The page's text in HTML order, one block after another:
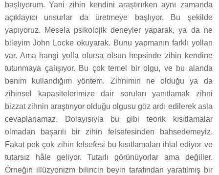
başlıyorum. Yani zihin kendini araştırırken aynı zamanda
açıklayıcı unsurlar da üretmeye başlıyor. Bu şekilde
yapıyoruz. Mesela psikolojik deneyler yaparak, ya da ne
bileyim John Locke okuyarak. Bunu yapmanın farklı yolları
var. Ama hangi yolla olursa olsun hepsinde zihin kendine
tutunmaya çalışıyor. Bu çok temel bir olgu, ve bu alanda
benim kullandığım yöntem. Zihnimin ne olduğu ya da
zihinsel kapasitelerimize dair soruları yanıtlamak zihni
bizzat zihnin araştırıyor olduğu olgusu göz ardı edilerek asla
cevaplanamaz. Dolayısıyla bu gibi teorik kısıtlamalar
olmadan başarılı bir zihin felsefesinden bahsedemeyiz.
Fakat pek çok zihin felsefesi bu kısıtlamaları ihlal ediyor ve
tutarsız hâle geliyor. Tutarlı görünüyorlar ama değiller.
Örneğin illüzyonizm bilincin beyin tarafından yaratılmış bir